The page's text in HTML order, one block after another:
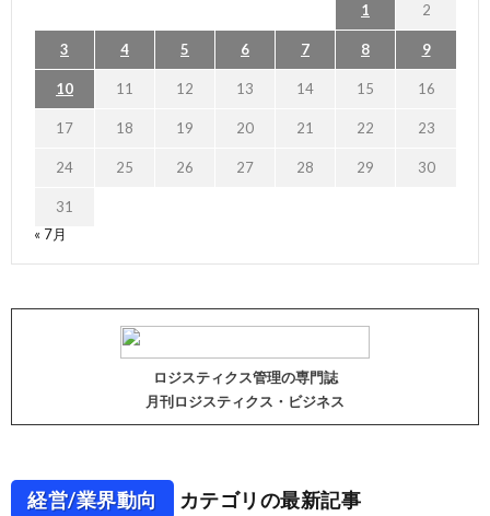
1 2
3 4 5 6 7 8 9
10 11 12 13 14 15 16
17 18 19 20 21 22 23
24 25 26 27 28 29 30
31
« 7月
ロジスティクス管理の専門誌
月刊ロジスティクス・ビジネス
経営/業界動向 カテゴリの最新記事